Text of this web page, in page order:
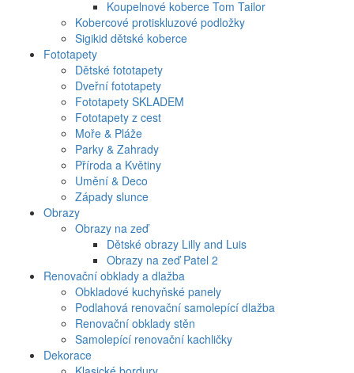
Koupelnové koberce Tom Tailor
Kobercové protiskluzové podložky
Sigikid dětské koberce
Fototapety
Dětské fototapety
Dveřní fototapety
Fototapety SKLADEM
Fototapety z cest
Moře & Pláže
Parky & Zahrady
Příroda a Květiny
Umění & Deco
Západy slunce
Obrazy
Obrazy na zeď
Dětské obrazy Lilly and Luis
Obrazy na zeď Patel 2
Renovační obklady a dlažba
Obkladové kuchyňské panely
Podlahová renovační samolepící dlažba
Renovační obklady stěn
Samolepící renovační kachličky
Dekorace